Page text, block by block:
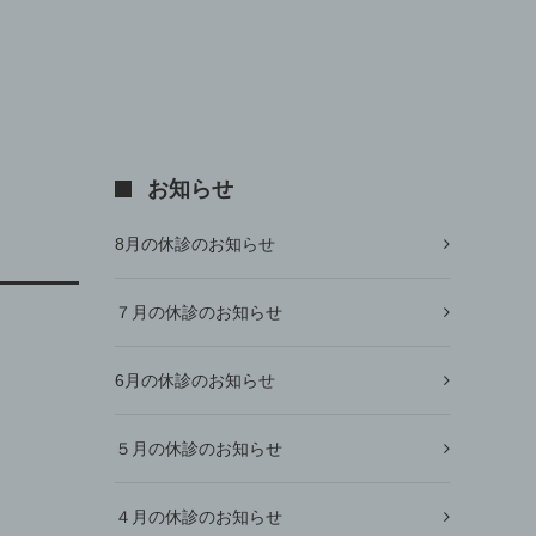
お知らせ
8月の休診のお知らせ
７月の休診のお知らせ
6月の休診のお知らせ
５月の休診のお知らせ
４月の休診のお知らせ